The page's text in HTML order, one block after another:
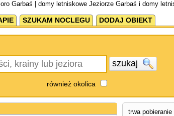
Garbaś | domy letniskowe Jeziorze Garbaś i domy
SZUKAM NOCLEGU DODAJ OBIEKT
szukaj
również okolica
trwa